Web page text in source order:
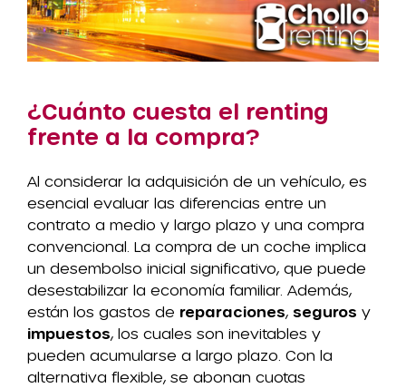
¿Cuánto cuesta el renting
frente a la compra?
Al considerar la adquisición de un vehículo, es
esencial evaluar las diferencias entre un
contrato a medio y largo plazo y una compra
convencional. La compra de un coche implica
un desembolso inicial significativo, que puede
desestabilizar la economía familiar. Además,
están los gastos de reparaciones, seguros y
impuestos, los cuales son inevitables y
pueden acumularse a largo plazo. Con la
alternativa flexible, se abonan cuotas